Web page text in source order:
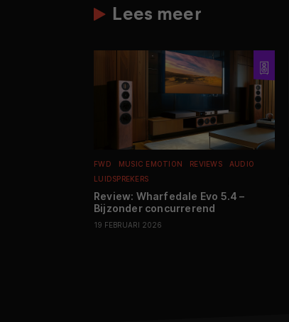
Lees meer
FWD MUSIC EMOTION REVIEWS
AUDIO
LUIDSPREKERS
Review: Wharfedale Evo 5.4 –
Bijzonder concurrerend
19 FEBRUARI 2026